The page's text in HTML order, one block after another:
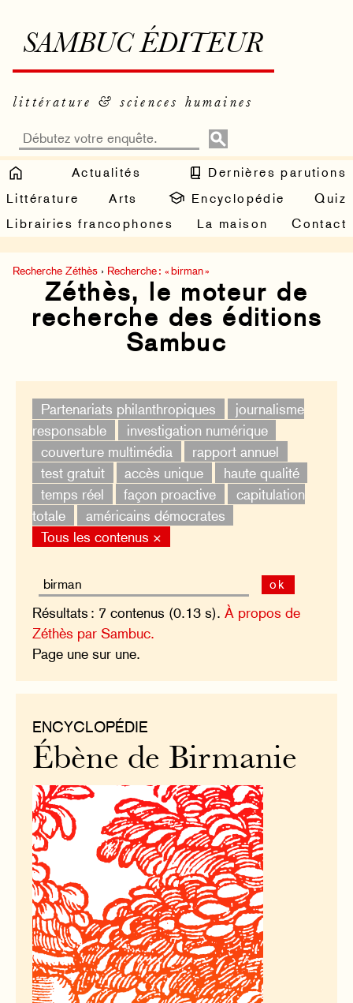
SAMBUC ÉDITEUR
littérature & sciences humaines
Actualités
Dernières parutions
Littérature
Arts Encyclopédie
Quiz
Librairies francophones
La maison Contact
Recherche Zéthès › Recherche : « birman »
Zéthès, le moteur de
recherche des éditions
Sambuc
Partenariats philanthropiques
journalisme
responsable
investigation numérique
couverture multimédia
rapport annuel
test gratuit
accès unique
haute qualité
temps réel
façon proactive
capitulation
totale
américains démocrates
Tous les contenus ×
ok
Résultats : 7 contenus (0.13 s).À propos de
Zéthès par Sambuc.
Page une sur une.
ENCYCLOPÉDIE
Ébène de Birmanie